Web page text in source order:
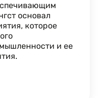
основал
которое
и ее